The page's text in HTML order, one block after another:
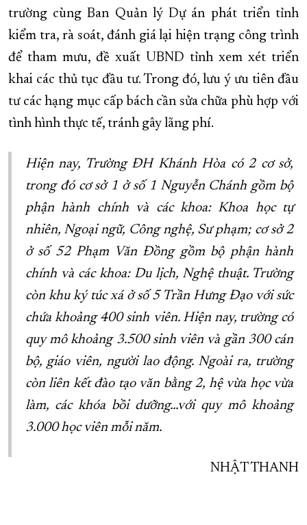
trường cùng Ban Quản lý Dự án phát triển tỉnh
kiểm tra, rà soát, đánh giá lại hiện trạng công trình
để tham mưu, đề xuất UBND tỉnh xem xét triển
khai các thủ tục đầu tư. Trong đó, lưu ý ưu tiên đầu
tư các hạng mục cấp bách cần sửa chữa phù hợp với
tình hình thực tế, tránh gây lãng phí.
Hiện nay, Trường ĐH Khánh Hòa có 2 cơ sở,
trong đó cơ sở 1 ở số 1 Nguyễn Chánh gồm bộ
phận hành chính và các khoa: Khoa học tự
nhiên, Ngoại ngữ, Công nghệ, Sư phạm; cơ sở 2
ở số 52 Phạm Văn Đồng gồm bộ phận hành
chính và các khoa: Du lịch, Nghệ thuật. Trường
còn khu ký túc xá ở số 5 Trần Hưng Đạo với sức
chứa khoảng 400 sinh viên. Hiện nay, trường có
quy mô khoảng 3.500 sinh viên và gần 300 cán
bộ, giáo viên, người lao động. Ngoài ra, trường
còn liên kết đào tạo văn bằng 2, hệ vừa học vừa
làm, các khóa bồi dưỡng…với quy mô khoảng
3.000 học viên mỗi năm.
NHẬT THANH